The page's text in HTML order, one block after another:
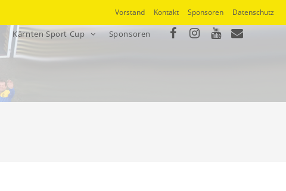
Vorstand Kontakt Sponsoren Datenschutz
Kärnten Sport Cup Sponsoren